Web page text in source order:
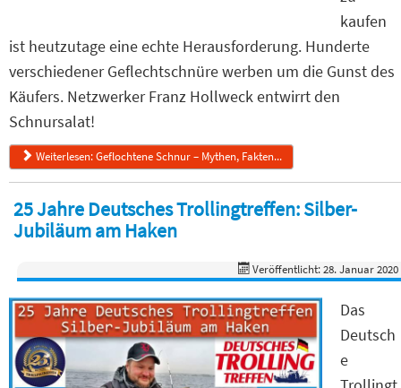
kaufen
ist heutzutage eine echte Herausforderung. Hunderte
verschiedener Geflechtschnüre werben um die Gunst des
Käufers. Netzwerker Franz Hollweck entwirrt den
Schnursalat!
Weiterlesen: Geflochtene Schnur – Mythen, Fakten...
25 Jahre Deutsches Trollingtreffen: Silber-
Jubiläum am Haken
Veröffentlicht: 28. Januar 2020
Das
Deutsch
e